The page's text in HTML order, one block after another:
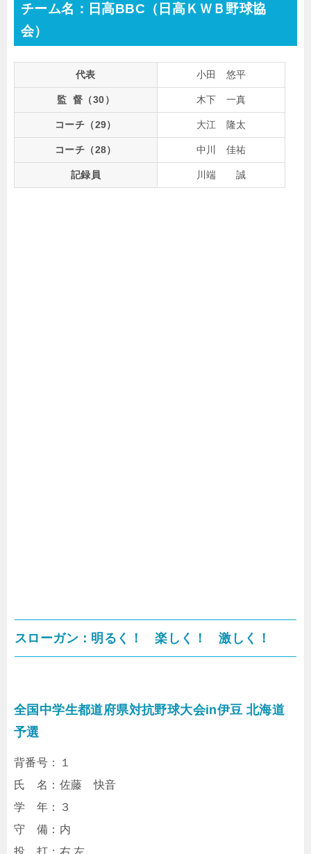
チーム名：日高BBC（日高ＫＷＢ野球協
会）
代表 小田 悠平
監 督（30） 木下 一真
コーチ（29） 大江 隆太
コーチ（28） 中川 佳祐
記録員 川端 誠
スローガン：明るく！ 楽しく！ 激しく！
全国中学生都道府県対抗野球大会in伊豆 北海道
予選
背番号：１
氏 名：佐藤 快音
学 年：３
守 備：内
投 打：右 左